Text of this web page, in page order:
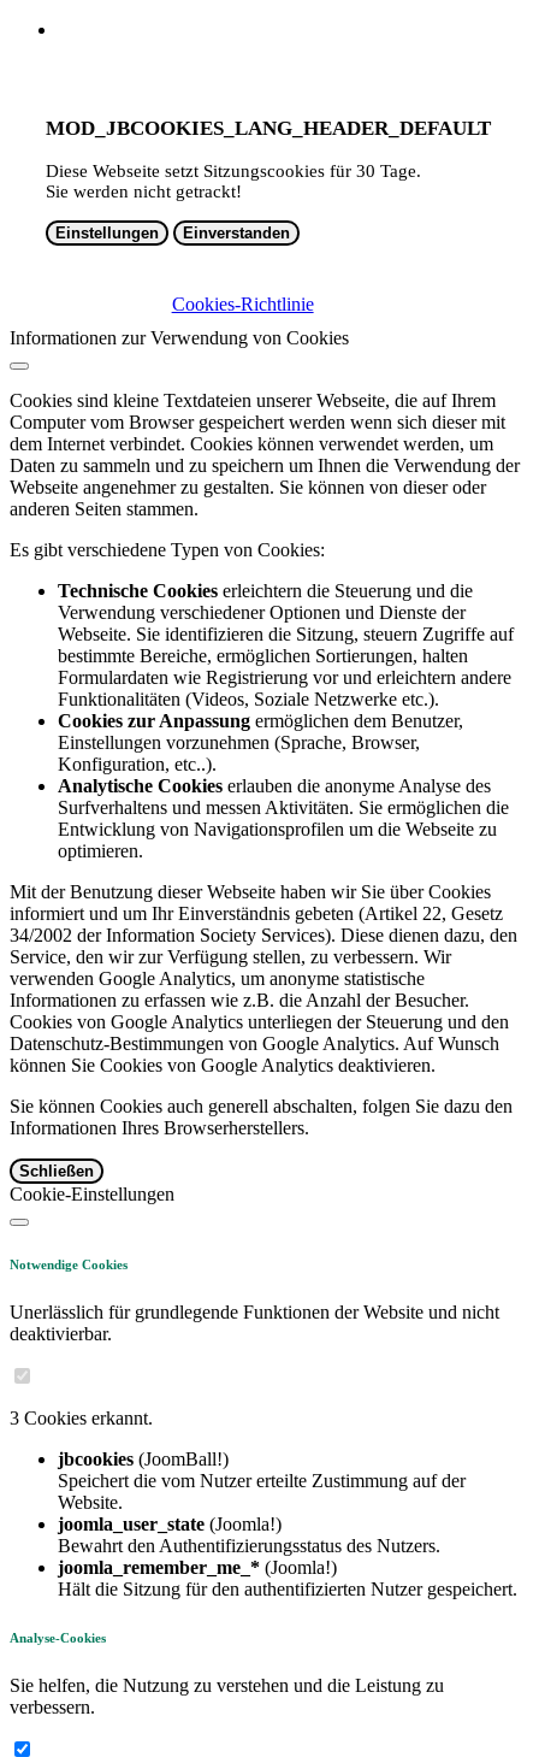
MOD_JBCOOKIES_LANG_HEADER_DEFAULT
Diese Webseite setzt Sitzungscookies für 30 Tage.
Sie werden nicht getrackt!
Einstellungen Einverstanden
Cookies-Richtlinie
Informationen zur Verwendung von Cookies
Cookies sind kleine Textdateien unserer Webseite, die auf Ihrem
Computer vom Browser gespeichert werden wenn sich dieser mit
dem Internet verbindet. Cookies können verwendet werden, um
Daten zu sammeln und zu speichern um Ihnen die Verwendung der
Webseite angenehmer zu gestalten. Sie können von dieser oder
anderen Seiten stammen.
Es gibt verschiedene Typen von Cookies:
Technische Cookies erleichtern die Steuerung und die
Verwendung verschiedener Optionen und Dienste der
Webseite. Sie identifizieren die Sitzung, steuern Zugriffe auf
bestimmte Bereiche, ermöglichen Sortierungen, halten
Formulardaten wie Registrierung vor und erleichtern andere
Funktionalitäten (Videos, Soziale Netzwerke etc.).
Cookies zur Anpassung ermöglichen dem Benutzer,
Einstellungen vorzunehmen (Sprache, Browser,
Konfiguration, etc..).
Analytische Cookies erlauben die anonyme Analyse des
Surfverhaltens und messen Aktivitäten. Sie ermöglichen die
Entwicklung von Navigationsprofilen um die Webseite zu
optimieren.
Mit der Benutzung dieser Webseite haben wir Sie über Cookies
informiert und um Ihr Einverständnis gebeten (Artikel 22, Gesetz
34/2002 der Information Society Services). Diese dienen dazu, den
Service, den wir zur Verfügung stellen, zu verbessern. Wir
verwenden Google Analytics, um anonyme statistische
Informationen zu erfassen wie z.B. die Anzahl der Besucher.
Cookies von Google Analytics unterliegen der Steuerung und den
Datenschutz-Bestimmungen von Google Analytics. Auf Wunsch
können Sie Cookies von Google Analytics deaktivieren.
Sie können Cookies auch generell abschalten, folgen Sie dazu den
Informationen Ihres Browserherstellers.
Schließen
Cookie-Einstellungen
Notwendige Cookies
Unerlässlich für grundlegende Funktionen der Website und nicht
deaktivierbar.
3 Cookies erkannt.
jbcookies (JoomBall!)
Speichert die vom Nutzer erteilte Zustimmung auf der
Website.
joomla_user_state (Joomla!)
Bewahrt den Authentifizierungsstatus des Nutzers.
joomla_remember_me_* (Joomla!)
Hält die Sitzung für den authentifizierten Nutzer gespeichert.
Analyse-Cookies
Sie helfen, die Nutzung zu verstehen und die Leistung zu
verbessern.